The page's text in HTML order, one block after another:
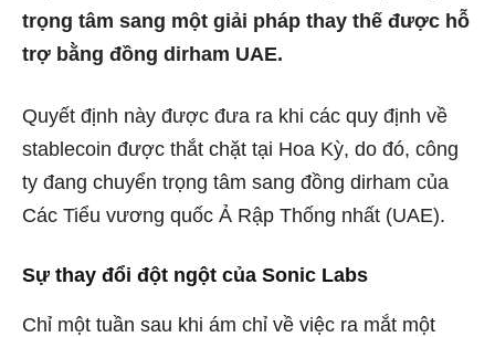
trọng tâm sang một giải pháp thay thế được hỗ
trợ bằng đồng dirham UAE.
Quyết định này được đưa ra khi các quy định về
stablecoin được thắt chặt tại Hoa Kỳ, do đó, công
ty đang chuyển trọng tâm sang đồng dirham của
Các Tiểu vương quốc Ả Rập Thống nhất (UAE).
Sự thay đổi đột ngột của Sonic Labs
Chỉ một tuần sau khi ám chỉ về việc ra mắt một